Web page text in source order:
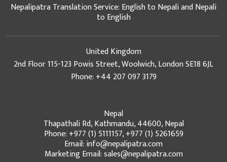
Nepalipatra Translation Service: English to Nepali and Nepali
to English
United Kingdom
2nd Floor 115-123 Powis Street, Woolwich, London SE18 6JL
Phone: +44 207 097 3179
Nepal
Thapathali Rd, Kathmandu, 44600, Nepal
Phone: +977 (1) 5111157, +977 (1) 5261659
Email: info@nepalipatra.com
Marketing Email: sales@nepalipatra.com